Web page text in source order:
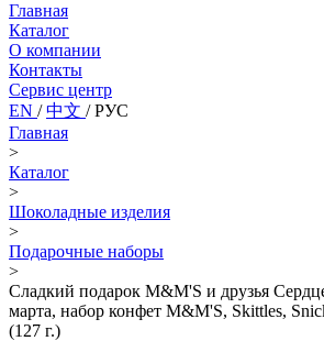
Главная
Каталог
О компании
Контакты
Сервис центр
EN /中文 /РУС
Главная
>
Каталог
>
Шоколадные изделия
>
Подарочные наборы
>
Сладкий подарок M&M'S и друзья
марта, набор конфет M&M'S, Skittles,
(127 г.)